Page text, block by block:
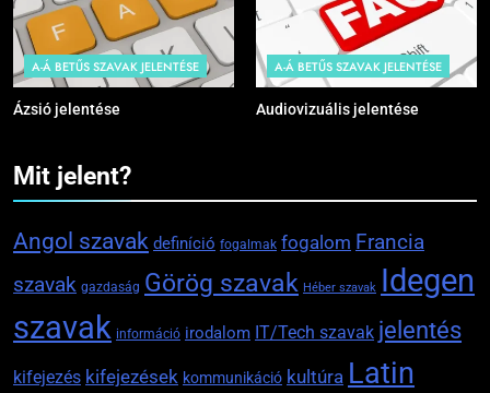
A-Á BETŰS SZAVAK JELENTÉSE
Ázsió jelentése
A-Á BETŰS SZAVAK JELENTÉSE
Audiovizuális jelentése
Mit jelent?
Angol szavak definíció fogalmak fogalom Francia
szavak gazdaság Görög szavak Héber szavak Idegen
szavak információ irodalom IT/Tech szavak jelentés
kifejezés kifejezések kommunikáció kultúra Latin